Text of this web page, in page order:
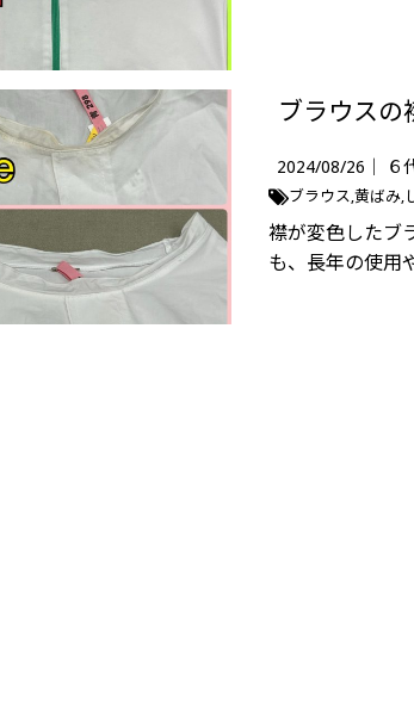
ブラウス
2024/08/26｜ ６
ブラウス 黄ばみ
襟が変色したブ
も、長年の使用